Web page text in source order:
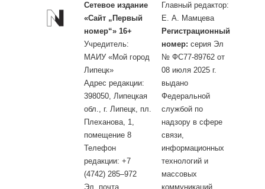
Сетевое издание
«Сайт „Первый
номер“» 16+
Учредитель:
МАИУ «Мой город
Липецк»
Адрес редакции:
398050, Липецкая
обл., г. Липецк, пл.
Плеханова, 1,
помещение 8
Телефон
редакции: +7
(4742) 285–972
Эл. почта
Главный редактор:
Е. А. Мамцева
Регистрационный
номер: серия Эл
№ ФС77-89762 от
08 июля 2025 г.
выдано
Федеральной
службой по
надзору в сфере
связи,
информационных
технологий и
массовых
коммуникаций